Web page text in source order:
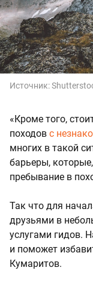
Источник:
«Кроме того,
походов с
многих в такой
барьеры,
пребывание в
Так что для
друзьями в
услугами гидов.
и поможет
Кумаритов.